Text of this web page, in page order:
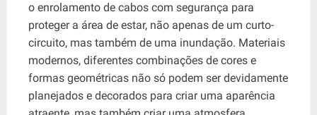
o enrolamento de cabos com segurança para
proteger a área de estar, não apenas de um curto-
circuito, mas também de uma inundação. Materiais
modernos, diferentes combinações de cores e
formas geométricas não só podem ser devidamente
planejados e decorados para criar uma aparência